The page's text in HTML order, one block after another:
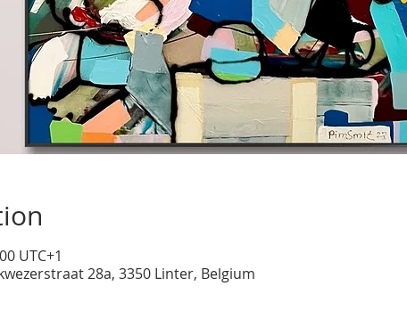
UTC+1
28a, 3350 Linter, Belgium